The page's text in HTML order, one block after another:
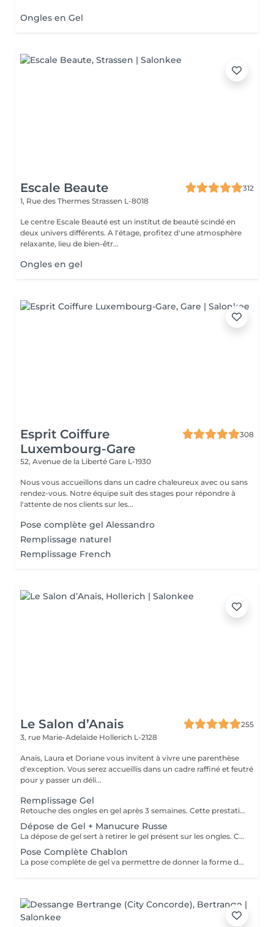
Ongles en Gel
Escale Beaute
312
1, Rue des Thermes Strassen L-8018
Le centre Escale Beauté est un institut de beauté scindé en
deux univers différents. A l'étage, profitez d'une atmosphère
relaxante, lieu de bien-êtr...
Ongles en gel
Esprit Coiffure
Luxembourg-Gare
308
52, Avenue de la Liberté Gare L-1930
Nous vous accueillons dans un cadre chaleureux avec ou sans
rendez-vous. Notre équipe suit des stages pour répondre à
l'attente de nos clients sur les...
Pose complète gel Alessandro
Remplissage naturel
Remplissage French
Le Salon d’Anais
255
3, rue Marie-Adelaïde Hollerich L-2128
Anais, Laura et Doriane vous invitent à vivre une parenthèse
d'exception. Vous serez accueillis dans un cadre raffiné et feutré
pour y passer un déli...
Remplissage Gel
Retouche des ongles en gel après 3 semaines. Cette prestation va permettre d'entretenir les ongles en gel en ponçant la surface du gel et en remodelant l'ongle avec une nouvelle couche de gel et de couleur.
Dépose de Gel + Manucure Russe
La dépose de gel sert à retirer le gel présent sur les ongles. Cette prestation comprend le ponçage du gel et une manucure.
Pose Complète Chablon
La pose complète de gel va permettre de donner la forme désirée en rallongeant les ongles (préalablement préparés) par la technique du chablon. Ensuite vient la pose du gel qui sera façonné et enfin la pose de la couleur ou de la French.